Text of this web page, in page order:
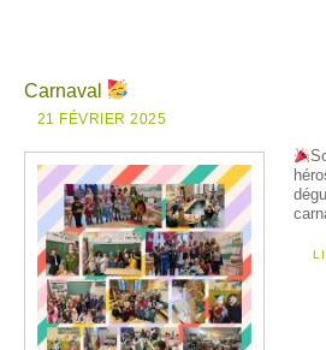
Carnaval
21 FÉVRIER 2025